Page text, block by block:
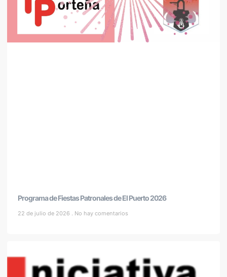
Programa de Fiestas Patronales de El Puerto 2026
22 de julio de 2026 No hay comentarios